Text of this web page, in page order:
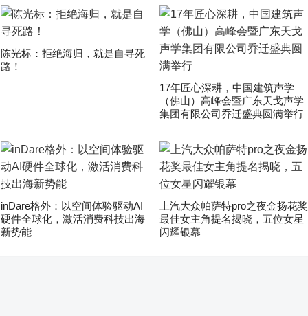
陈光标：拒绝海归，就是自寻死
路！
17年匠心深耕，中国建筑声学
（佛山）高峰会暨广东天戈声学
集团有限公司乔迁盛典圆满举行
inDare格外：以空间体验驱动AI
硬件全球化，激活消费科技出海
新势能
上汽大众帕萨特pro之夜金扬花奖
最佳女主角提名揭晓，五位女星
闪耀银幕